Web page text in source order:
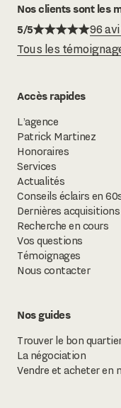
Nos clients sont les
5/5
96
Tous les
Accès rapides
L’agence
Patrick Martinez
Honoraires
Services
Actualités
Conseils éclairs en
Dernières acquisitions
Recherche en cours
Vos questions
Témoignages
Nous contacter
Nos guides
Trouver le bon
La négociation
Vendre et acheter en